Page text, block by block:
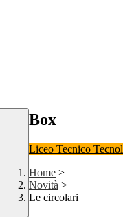
Box
Liceo Tecnico
Home >
Novità >
Le circolari